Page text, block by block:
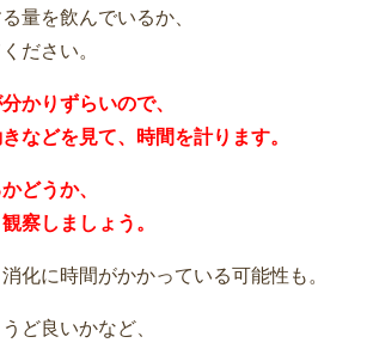
量を飲んでいるか、
ださい。
かりずらいので、
などを見て、時間を計ります。
どうか、
察しましょう。
化に時間がかかっている可能性も。
ど良いかなど、